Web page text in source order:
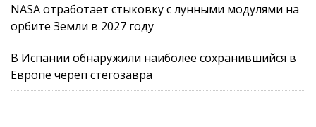
NASA отработает стыковку с лунными модулями на
орбите Земли в 2027 году
В Испании обнаружили наиболее сохранившийся в
Европе череп стегозавра